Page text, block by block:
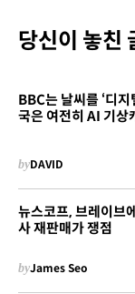
당신이 놓친
BBC는 날씨를 ‘디
국은 여전히 AI 기상
byDAVID
뉴스코프, 브레이브
사 재판매가 쟁점
byJames Seo